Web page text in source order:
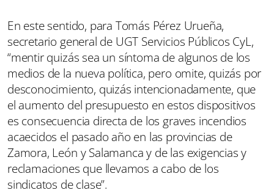
En este sentido, para Tomás Pérez Urueña,
secretario general de UGT Servicios Públicos CyL,
“mentir quizás sea un síntoma de algunos de los
medios de la nueva política, pero omite, quizás por
desconocimiento, quizás intencionadamente, que
el aumento del presupuesto en estos dispositivos
es consecuencia directa de los graves incendios
acaecidos el pasado año en las provincias de
Zamora, León y Salamanca y de las exigencias y
reclamaciones que llevamos a cabo de los
sindicatos de clase”.